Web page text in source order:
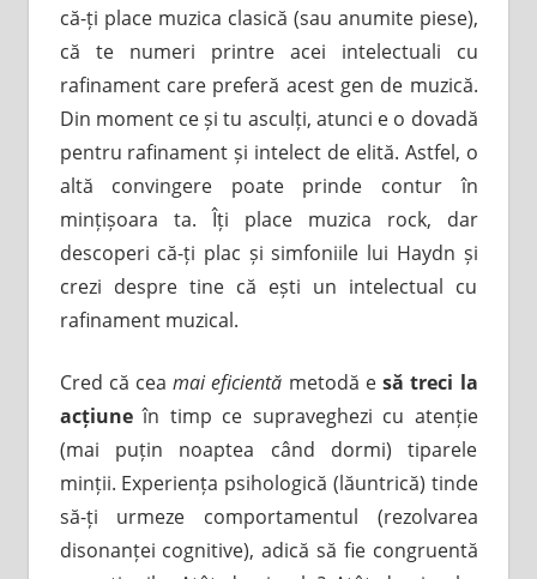
că-ți place muzica clasică (sau anumite piese),
că te numeri printre acei intelectuali cu
rafinament care preferă acest gen de muzică.
Din moment ce și tu asculți, atunci e o dovadă
pentru rafinament și intelect de elită. Astfel, o
altă convingere poate prinde contur în
mințișoara ta. Îți place muzica rock, dar
descoperi că-ți plac și simfoniile lui Haydn și
crezi despre tine că ești un intelectual cu
rafinament muzical.
Cred că ceamai eficientă metodă esă treci la
acțiuneîn timp ce supraveghezi cu atenție
(mai puțin noaptea când dormi) tiparele
minții. Experiența psihologică (lăuntrică) tinde
să-ți urmeze comportamentul (rezolvarea
disonanței cognitive), adică să fie congruentă